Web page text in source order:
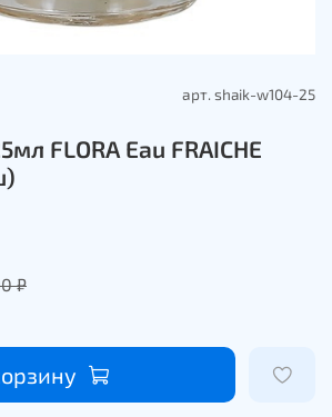
арт. shaik-w104-25
FLORA Eau FRAICHE
₽